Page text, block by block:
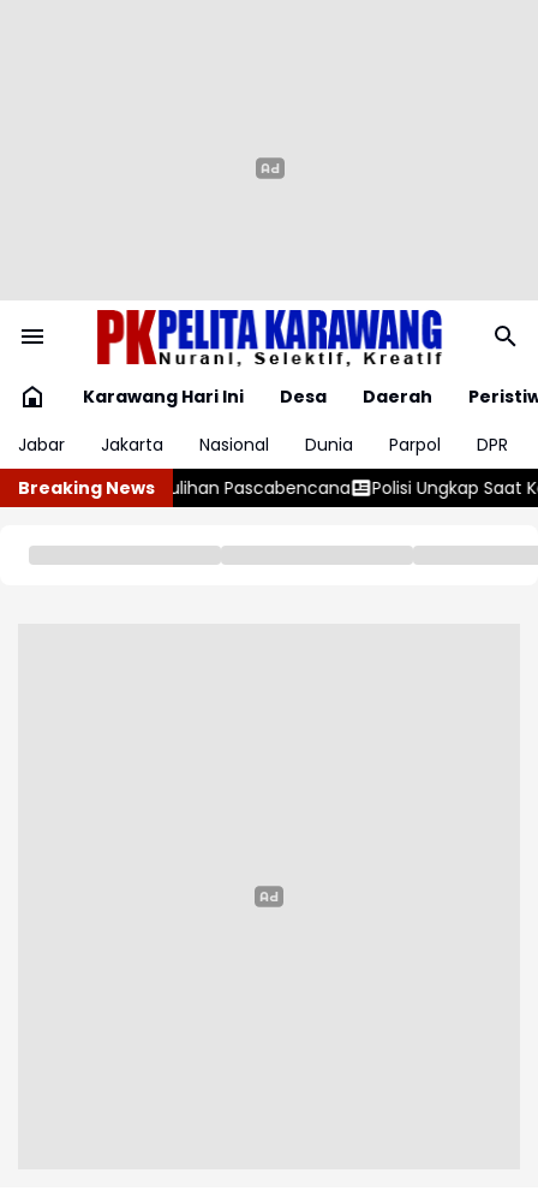
Karawang Hari Ini Desa Daerah
Jabar
Jakarta Nasional Dunia Parpol
DPR
Breaking News
Ungkap Saat Kejadian Penembakan di Festival Lembah